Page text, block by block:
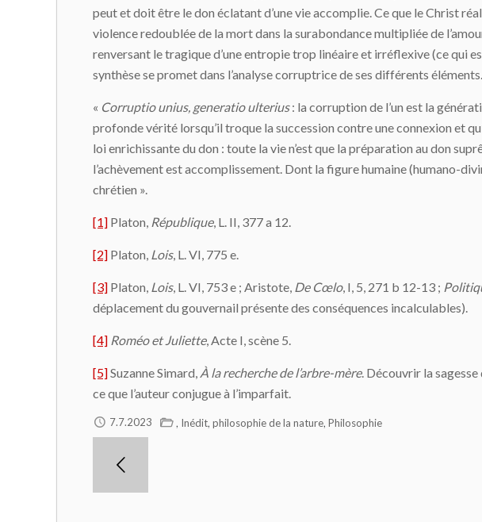
peut et doit être le don éclatant d’une vie accomplie. Ce que le Christ
violence redoublée de la mort dans la surabondance multipliée de
renversant le tragique d’une entropie trop linéaire et irréflexive (ce qui
synthèse se promet dans l’analyse corruptrice de ses différents éléments.
« Corruptio unius, generatio ulterius: la corruption de l’un est la
profonde vérité lorsqu’il troque la succession contre une connexion et
loi enrichissante du don : toute la vie n’est que la préparation au don
l’achèvement est accomplissement. Dont la figure humaine (humano-
chrétien ».
[1] Platon, République, L. II, 377 a 12.
[2] Platon, Lois, L. VI, 775 e.
[3] Platon, Lois, L. VI, 753 e ; Aristote, De Cœlo, I, 5, 271 b 12-13 ;
déplacement du gouvernail présente des conséquences incalculables).
[4] Roméo et Juliette, Acte I, scène 5.
[5]Suzanne Simard, À la recherche de l’arbre-mère. Découvrir la
ce que l’auteur conjugue à l’imparfait.
7.7.2023 , Inédit, philosophie de la nature, Philosophie